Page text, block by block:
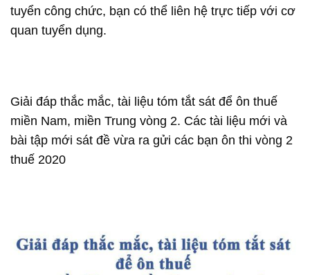
tuyển công chức, bạn có thể liên hệ trực tiếp với cơ
quan tuyển dụng.
Giải đáp thắc mắc, tài liệu tóm tắt sát để ôn thuế
miền Nam, miền Trung vòng 2. Các tài liệu mới và
bài tập mới sát đề vừa ra gửi các bạn ôn thi vòng 2
thuế 2020